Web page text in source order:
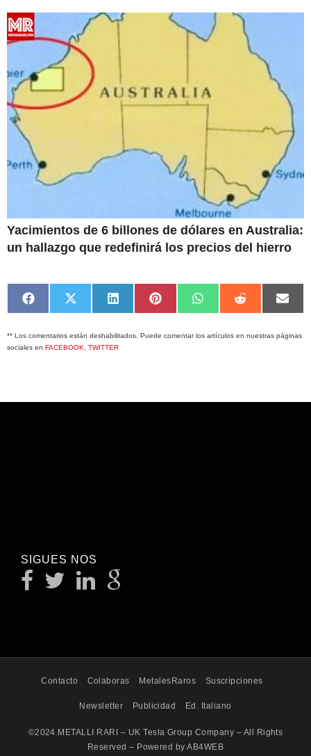
Yacimientos de 6 billones de dólares en Australia:
un hallazgo que redefinirá los precios del hierro
Compartir
en
Facebook
Compartir
en
X
(Twitter)
Compartir
en
LinkedIn
Compartir
en
Pinterest
Compartir
en
WhatsApp
Compartir
en
Reddit
en
** Los comentarios están deshabilitados. Puede comentar los artículos en nuestras páginas
sociales en FACEBOOK TWITTER
SIGUES NOS
Contacto Colaboras MetalesRaros Suscripciones
Newsletter Publicidad Ed. Italiano
©2024 METALLI RARI – UK Tesla Group Company – All Rights
Reserved – Powered by AB4WEB